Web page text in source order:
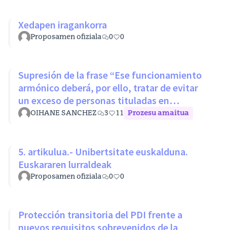
Xedapen iragankorra
Proposamen ofiziala 0 0
Supresión de la frase “Ese funcionamiento
armónico deberá, por ello, tratar de evitar
un exceso de personas tituladas en
disciplinas con mínimos nivel
OIHANE SANCHEZ 3 11 Prozesu amaitua
5. artikulua.- Unibertsitate euskalduna.
Euskararen lurraldeak
Proposamen ofiziala 0 0
Protección transitoria del PDI frente a
nuevos requisitos sobrevenidos de la